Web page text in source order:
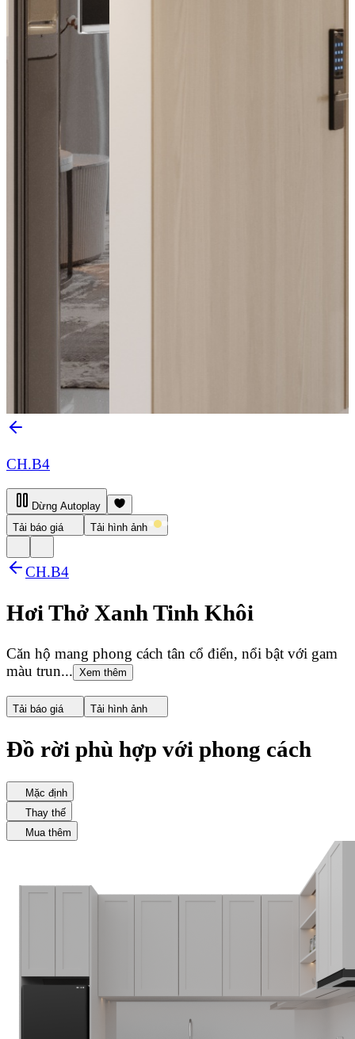
CH.B4
Dừng Autoplay
Tải báo giá
Tải hình ảnh
CH.B4
Hơi Thở Xanh Tinh Khôi
Căn hộ mang phong cách tân cổ điển, nổi bật với gam
màu trun... Xem thêm
Tải báo giá Tải hình ảnh
Đồ rời phù hợp với phong cách
Mặc định
Thay thế
Mua thêm